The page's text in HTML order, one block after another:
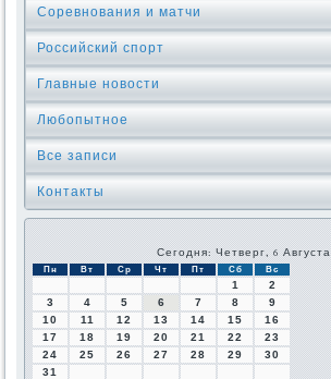
Соревнования и матчи
Российский спорт
Главные новости
Любопытное
Все записи
Контакты
Сегодня: Четверг, 6 Августа
Пн Вт Ср Чт Пт Сб Вс
1
2
3
4 5 6 7 8
9
10
11 12 13 14 15
16
17
18 19 20 21 22
23
24
25 26 27 28 29
30
31